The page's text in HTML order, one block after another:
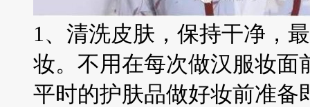
1、清洗皮肤，保持干净，
妆。不用在每次做汉服妆面
平时的护肤品做好妆前准备